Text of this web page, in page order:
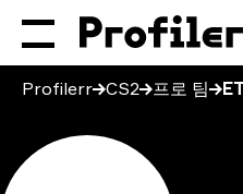
Profilerr CS2 프로 팀